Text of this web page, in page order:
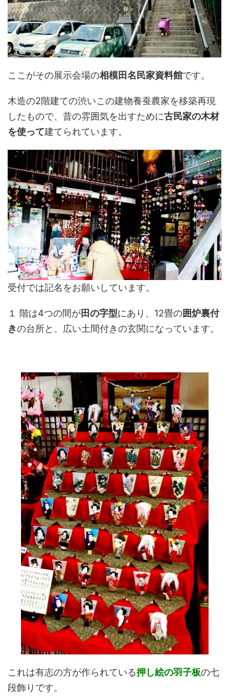
ここがその展示会場の相模田名民家資料館です。
木造の2階建ての渋いこの建物養蚕農家を移築再現
したもので、昔の雰囲気を出すために古民家の木材
を使って建てられています。
受付では記名をお願いしています。
１ 階は4つの間が田の字型にあり、12畳の囲炉裏付
きの台所と、広い土間付きの玄関になっています。
これは有志の方が作られている押し絵の羽子板の七
段飾りです。